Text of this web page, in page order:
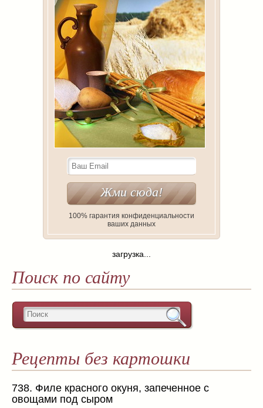
100% гарантия конфиденциальности
ваших данных
загрузка...
Поиск по сайту
Рецепты без картошки
738. Филе красного окуня, запеченное с
овощами под сыром